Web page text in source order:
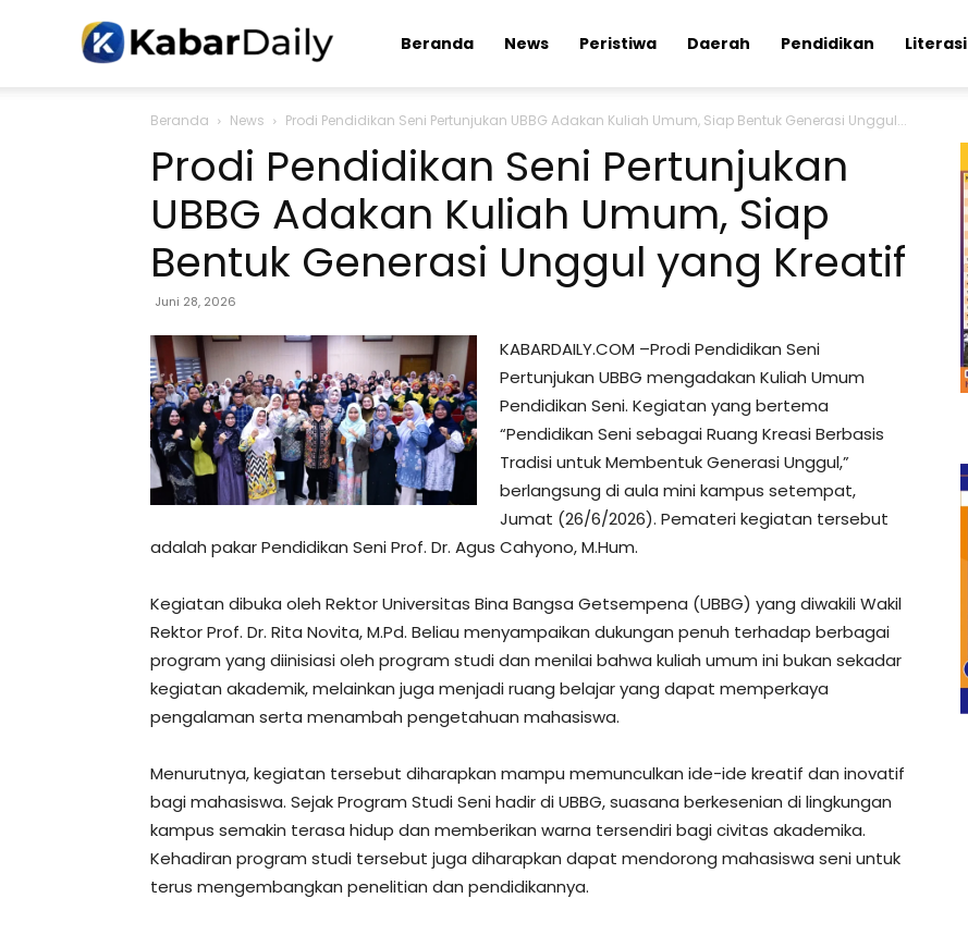
Kabardaily.com
Beranda News Peristiwa Daerah Pendidikan Literasi
Beranda News Prodi Pendidikan Seni Pertunjukan UBBG Adakan Kuliah Umum, Siap Bentuk Generasi Unggul...
Prodi Pendidikan Seni Pertunjukan
UBBG Adakan Kuliah Umum, Siap
Bentuk Generasi Unggul yang Kreatif
Juni 28, 2026
KABARDAILY.COM –Prodi Pendidikan Seni
Pertunjukan UBBG mengadakan Kuliah Umum
Pendidikan Seni. Kegiatan yang bertema
“Pendidikan Seni sebagai Ruang Kreasi Berbasis
Tradisi untuk Membentuk Generasi Unggul,”
berlangsung di aula mini kampus setempat,
Jumat (26/6/2026). Pemateri kegiatan tersebut
adalah pakar Pendidikan Seni Prof. Dr. Agus Cahyono, M.Hum.
Kegiatan dibuka oleh Rektor Universitas Bina Bangsa Getsempena (UBBG) yang diwakili Wakil
Rektor Prof. Dr. Rita Novita, M.Pd. Beliau menyampaikan dukungan penuh terhadap berbagai
program yang diinisiasi oleh program studi dan menilai bahwa kuliah umum ini bukan sekadar
kegiatan akademik, melainkan juga menjadi ruang belajar yang dapat memperkaya
pengalaman serta menambah pengetahuan mahasiswa.
Menurutnya, kegiatan tersebut diharapkan mampu memunculkan ide-ide kreatif dan inovatif
bagi mahasiswa. Sejak Program Studi Seni hadir di UBBG, suasana berkesenian di lingkungan
kampus semakin terasa hidup dan memberikan warna tersendiri bagi civitas akademika.
Kehadiran program studi tersebut juga diharapkan dapat mendorong mahasiswa seni untuk
terus mengembangkan penelitian dan pendidikannya.